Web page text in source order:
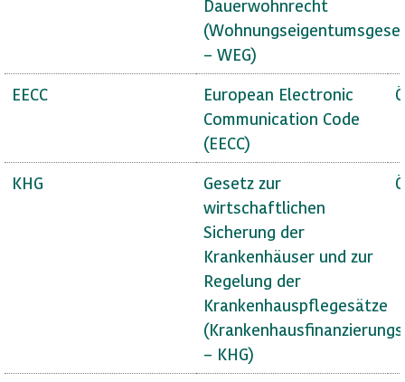
Dauerwohnrecht
– WEG)
EECC
European Electronic
Communication Code
(EECC)
KHG
Gesetz zur
wirtschaftlichen
Sicherung der
Krankenhäuser und zur
Regelung der
Krankenhauspflegesätze
– KHG)